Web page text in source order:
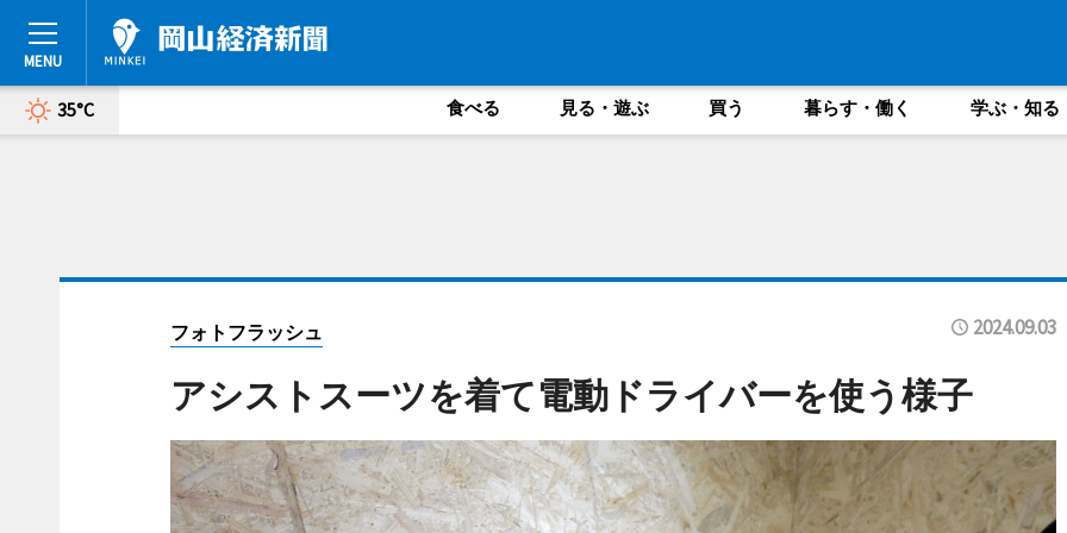
35°C 食べる 見る・遊ぶ 買う 暮らす・働く 学ぶ・知る
フォトフラッシュ 2024.09.03
アシストスーツを着て電動ドライバーを使う様子